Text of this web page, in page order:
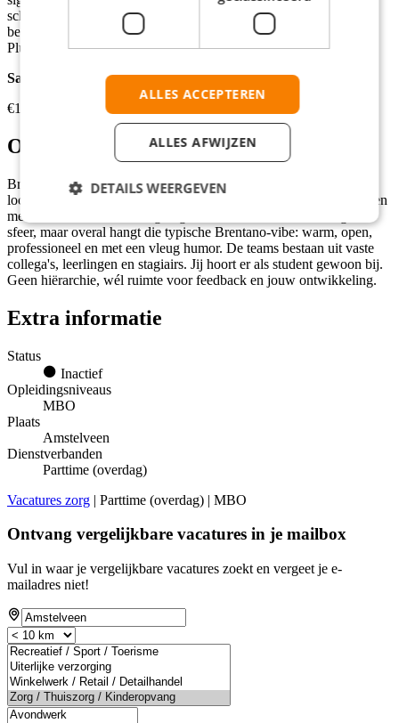
schrik jij niet van. Sterker nog: je kijkt ernaar uit om écht van
betekenis te zijn in de ouderenzorg. Dat maakt jou als Helpende
Plus/Verzorgende IG bij Brentano student& zorgheld.
Salarisomschrijving
€16,44 - €16,89 per uur
Over de werkgever
Brentano is de ouderenzorgorganisatie van Amstelveen. Met vier
locaties, allemaal op fietsafstand van elkaar, zorgen ze voor ouderen
met somatische en PG-zorgvragen. Elke locatie heeft een eigen
sfeer, maar overal hangt die typische Brentano-vibe: warm, open,
professioneel en met een vleug humor. De teams bestaan uit vaste
collega's, leerlingen en stagiairs. Jij hoort er als student gewoon bij.
Geen hiërarchie, wél ruimte voor feedback en jouw ontwikkeling.
Extra informatie
Status
Inactief
Opleidingsniveaus
MBO
Plaats
Amstelveen
Dienstverbanden
Parttime (overdag)
Vacatures zorg | Parttime (overdag) | MBO
Ontvang vergelijkbare vacatures in je mailbox
Vul in waar je vergelijkbare vacatures zoekt en vergeet je e-
mailadres niet!
ALLES ACCEPTEREN
ALLES AFWIJZEN
DETAILS WEERGEVEN